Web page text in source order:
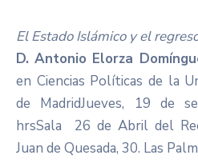
El Estado Islámico y el
D. Antonio Elorza
en Ciencias Políticas de la
de MadridJueves, 19 de
hrsSala 26 de Abril del
Juan de Quesada, 30. Las